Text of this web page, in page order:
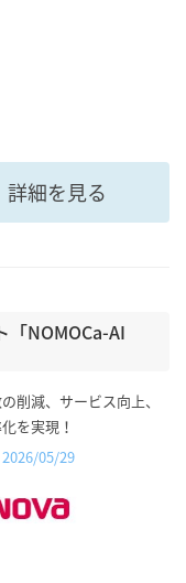
詳細を見る
「NOMOCa-AI
削減、サービス向上、
を実現！
05/29